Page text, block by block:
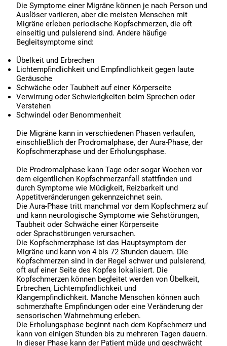
Die Symptome einer Migräne können je nach Person und
Auslöser variieren, aber die meisten Menschen mit
Migräne erleben periodische Kopfschmerzen, die oft
einseitig und pulsierend sind. Andere häufige
Begleitsymptome sind:
Übelkeit und Erbrechen
Lichtempfindlichkeit und Empfindlichkeit gegen laute
Geräusche
Schwäche oder Taubheit auf einer Körperseite
Verwirrung oder Schwierigkeiten beim Sprechen oder
Verstehen
Schwindel oder Benommenheit
Die Migräne kann in verschiedenen Phasen verlaufen,
einschließlich der Prodromalphase, der Aura-Phase, der
Kopfschmerzphase und der Erholungsphase.
Die Prodromalphase kann Tage oder sogar Wochen vor
dem eigentlichen Kopfschmerzanfall stattfinden und
durch Symptome wie Müdigkeit, Reizbarkeit und
Appetitveränderungen gekennzeichnet sein.
Die Aura-Phase tritt manchmal vor dem Kopfschmerz auf
und kann neurologische Symptome wie Sehstörungen,
Taubheit oder Schwäche einer Körperseite
oder Sprachstörungen verursachen.
Die Kopfschmerzphase ist das Hauptsymptom der
Migräne und kann von 4 bis 72 Stunden dauern. Die
Kopfschmerzen sind in der Regel schwer und pulsierend,
oft auf einer Seite des Kopfes lokalisiert. Die
Kopfschmerzen können begleitet werden von Übelkeit,
Erbrechen, Lichtempfindlichkeit und
Klangempfindlichkeit. Manche Menschen können auch
schmerzhafte Empfindungen oder eine Veränderung der
sensorischen Wahrnehmung erleben.
Die Erholungsphase beginnt nach dem Kopfschmerz und
kann von einigen Stunden bis zu mehreren Tagen dauern.
In dieser Phase kann der Patient müde und geschwächt